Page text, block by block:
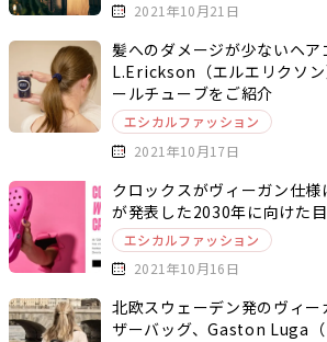
2021年10月21日
髪へのダメージが少ないヘア
L.Erickson（エルエリクソ
ールチューブをご紹介
エシカルファッション
2021年10月17日
クロックスがヴィーガン仕
が発表した2030年に向けた
エシカルファッション
2021年10月16日
北欧スウェーデン発のヴィ
ザーバッグ、Gaston Luga